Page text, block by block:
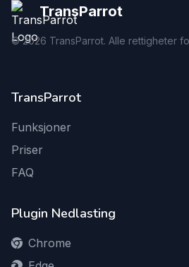
TransParrot
©2026 TransParrot. Alle rettigheter
TransParrot
Funksjoner
Priser
FAQ
Plugin Nedlasting
Chrome